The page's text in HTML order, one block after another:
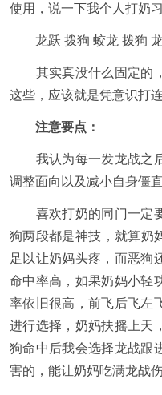
使用，说一下我个人打奶
龙跃 拨狗 蛟龙 拨狗 龙
其实真没什么固定的，
这些，应该就是凭意识打
注意要点：
我认为每一发龙战之后
调整面向以及减小自身僵
喜欢打奶的同门一定要
狗两段都是神技，就算奶
足以让奶妈头疼，而恶狗
命中率高，如果奶妈小轻
率依旧很高，前飞后飞左
进行选择，奶妈扶摇上天
狗命中后我会选择龙战跟
害的，能让奶妈吃满龙战